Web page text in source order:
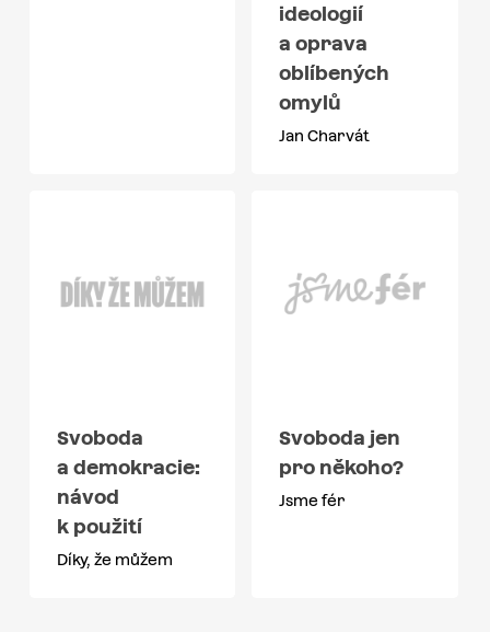
ideologií
a oprava
oblíbených
omylů
Jan Charvát
Svoboda
a demokracie:
návod
k použití
Díky, že můžem
Svoboda jen
pro někoho?
Jsme fér